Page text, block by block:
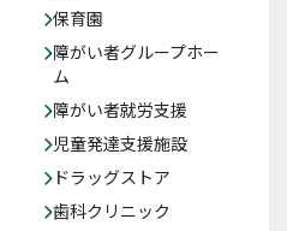
保育園
障がい者グループホー
ム
障がい者就労支援
児童発達支援施設
ドラッグストア
歯科クリニック